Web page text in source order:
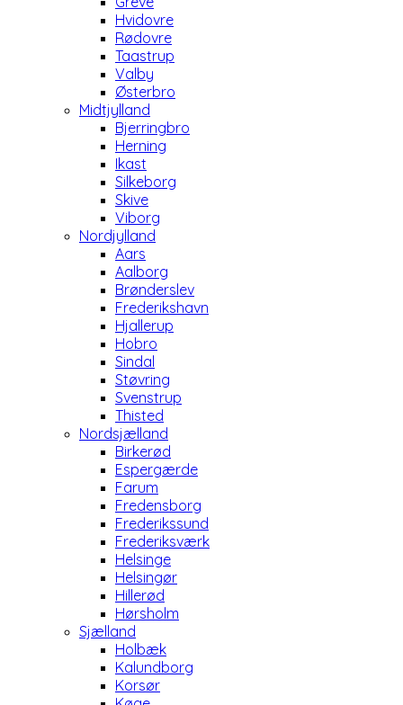
Hvidovre
Rødovre
Taastrup
Valby
Østerbro
Midtjylland
Bjerringbro
Herning
Ikast
Silkeborg
Skive
Viborg
Nordjylland
Aars
Aalborg
Brønderslev
Frederikshavn
Hjallerup
Hobro
Sindal
Støvring
Svenstrup
Thisted
Nordsjælland
Birkerød
Espergærde
Farum
Fredensborg
Frederikssund
Frederiksværk
Helsinge
Helsingør
Hillerød
Hørsholm
Sjælland
Holbæk
Kalundborg
Korsør